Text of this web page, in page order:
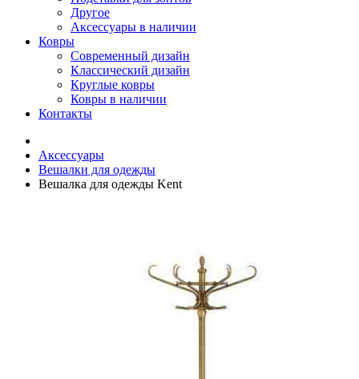
Другое
Аксессуары в наличии
Ковры
Современный дизайн
Классический дизайн
Круглые ковры
Ковры в наличии
Контакты
Аксессуары
Вешалки для одежды
Вешалка для одежды Kent